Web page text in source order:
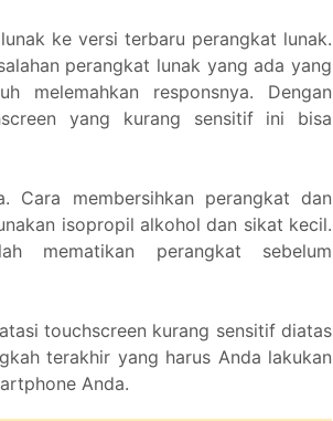
ke versi terbaru perangkat lunak.
perangkat lunak yang ada yang
melemahkan responsnya. Dengan
yang kurang sensitif ini bisa
Cara membersihkan perangkat dan
isopropil alkohol dan sikat kecil.
mematikan perangkat sebelum
touchscreen kurang sensitif diatas
terakhir yang harus Anda lakukan
Anda.